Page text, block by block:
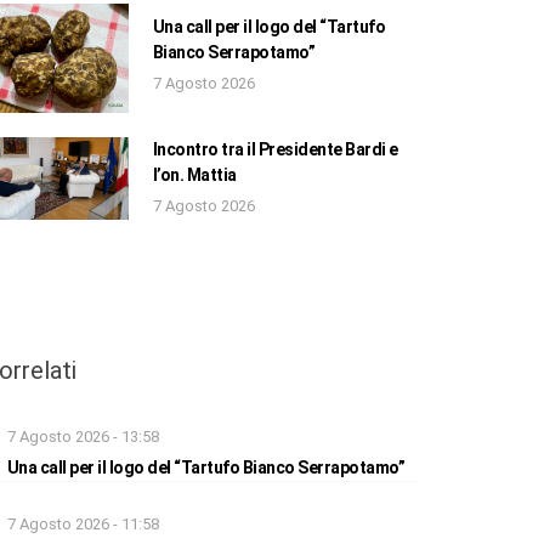
Una call per il logo del “Tartufo
Bianco Serrapotamo”
7 Agosto 2026
Incontro tra il Presidente Bardi e
l’on. Mattia
7 Agosto 2026
7 Agosto 2026 - 13:58
Una call per il logo del “Tartufo Bianco Serrapotamo”
7 Agosto 2026 - 11:58